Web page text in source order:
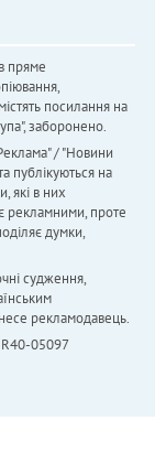
пряме
посилання на
заборонено.
/ "Новини
публікуються на
які в них
рекламними, проте
думки,
судження,
рекламодавець.
R40-05097